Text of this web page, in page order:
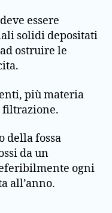
essere
solidi depositati
ostruire le
più materia
filtrazione.
della fossa
da un
ogni
all’anno.